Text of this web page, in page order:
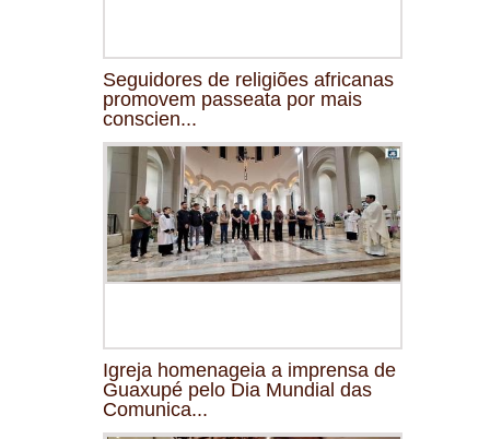
Seguidores de religiões africanas
promovem passeata por mais
conscien...
Igreja homenageia a imprensa de
Guaxupé pelo Dia Mundial das
Comunica...